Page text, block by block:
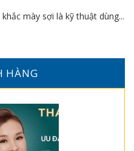
mày sợi là kỹ thuật dùng...
HÀNG